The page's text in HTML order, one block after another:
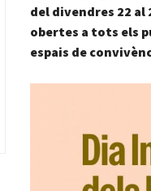
del divendres 22 al
obertes a tots els
espais de